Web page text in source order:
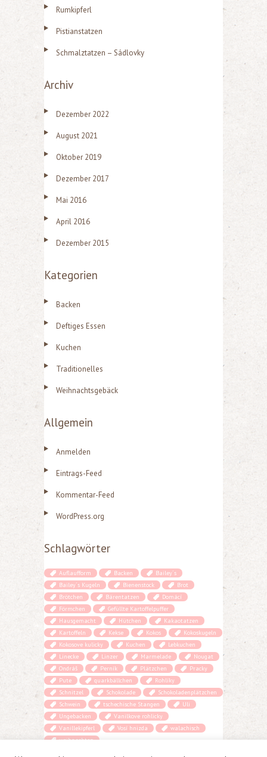
n
a
c
Rumkipferl
Pistianstatzen
Schmalztatzen – Sádlovky
Archiv
Dezember 2022
August 2021
Oktober 2019
Dezember 2017
Mai 2016
April 2016
Dezember 2015
Kategorien
Backen
Deftiges Essen
Kuchen
Traditionelles
Weihnachtsgebäck
Allgemein
Anmelden
Eintrags-Feed
Kommentar-Feed
WordPress.org
Schlagwörter
Auflaufform Backen
Bailey´s
Bailey´s Kugeln
Bienenstock
Brot
Brötchen
Bärentatzen
Domácí
Förmchen
Gefüllte Kartoffelpuffer
Hausgemacht
Hütchen
Kakaotatzen
Kartoffeln
Kekse Kokos
Kokoskugeln
Kokosove kulicky
Kuchen
Lebkuchen
Linecke
Linzer Marmelade
Nougat
Ondráš
Perník Plätzchen
Pracky
Pute
quarkbällchen
Rohlíky
Schnitzel
Schokolade
Schokoladenplätzchen
Schwein
tschechische Stangen
Uli
Ungebacken
Vanilkove rohlicky
Vanillekipferl
Vosí hnizda
walachisch
weihnachten